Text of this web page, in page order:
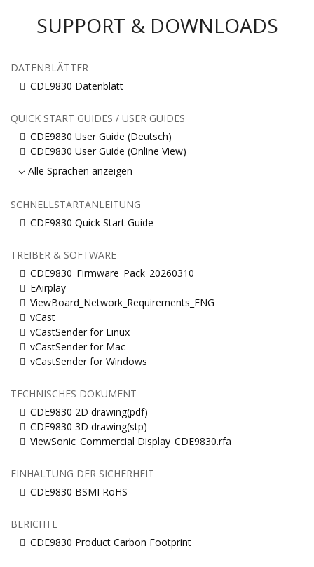
SUPPORT & DOWNLOADS
DATENBLÄTTER
CDE9830 Datenblatt
QUICK START GUIDES / USER GUIDES
CDE9830 User Guide (Deutsch)
CDE9830 User Guide (Online View)
Alle Sprachen anzeigen
SCHNELLSTARTANLEITUNG
CDE9830 Quick Start Guide
TREIBER & SOFTWARE
CDE9830_Firmware_Pack_20260310
EAirplay
ViewBoard_Network_Requirements_ENG
vCast
vCastSender for Linux
vCastSender for Mac
vCastSender for Windows
TECHNISCHES DOKUMENT
CDE9830 2D drawing(pdf)
CDE9830 3D drawing(stp)
ViewSonic_Commercial Display_CDE9830.rfa
EINHALTUNG DER SICHERHEIT
CDE9830 BSMI RoHS
BERICHTE
CDE9830 Product Carbon Footprint